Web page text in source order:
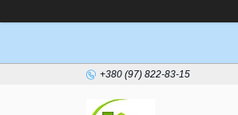
+380 (97) 822-83-15